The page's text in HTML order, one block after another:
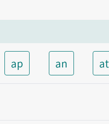
ap an at